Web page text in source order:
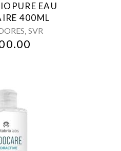
EAU
400ML
, SVR